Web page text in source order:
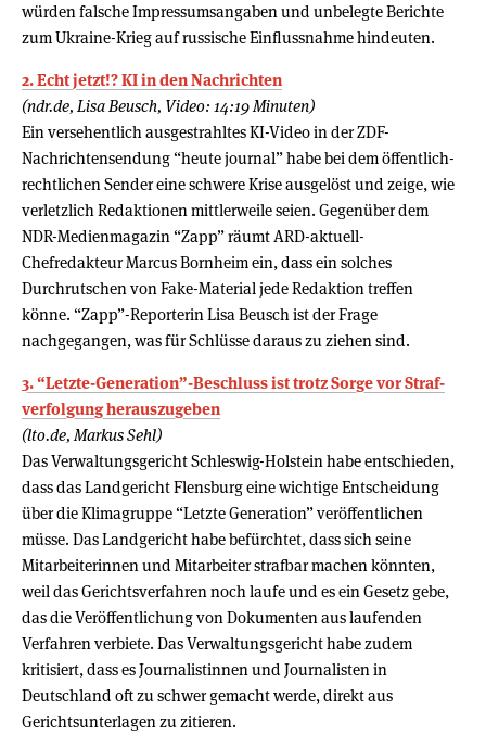
würden falsche Impressumsangaben und unbelegte Berichte
zum Ukraine-Krieg auf russische Einflussnahme hindeuten.
2. Echt jetzt!? KI in den Nachrichten
(ndr.de, Lisa Beusch, Video: 14:19 Minuten)
Ein versehentlich ausgestrahltes KI-Video in der ZDF-
Nachrichtensendung “heute journal” habe bei dem öffentlich-
rechtlichen Sender eine schwere Krise ausgelöst und zeige, wie
verletzlich Redaktionen mittlerweile seien. Gegenüber dem
NDR-Medienmagazin “Zapp” räumt ARD-aktuell-
Chefredakteur Marcus Bornheim ein, dass ein solches
Durchrutschen von Fake-Material jede Redaktion treffen
könne. “Zapp”-Reporterin Lisa Beusch ist der Frage
nachgegangen, was für Schlüsse daraus zu ziehen sind.
3. “Letzte-Gene­ra­tion”-Beschluss ist trotz Sorge vor Straf­
ver­fol­gung her­aus­zu­geben
(lto.de, Markus Sehl)
Das Verwaltungsgericht Schleswig-Holstein habe entschieden,
dass das Landgericht Flensburg eine wichtige Entscheidung
über die Klimagruppe “Letzte Generation” veröffentlichen
müsse. Das Landgericht habe befürchtet, dass sich seine
Mitarbeiterinnen und Mitarbeiter strafbar machen könnten,
weil das Gerichtsverfahren noch laufe und es ein Gesetz gebe,
das die Veröffentlichung von Dokumenten aus laufenden
Verfahren verbiete. Das Verwaltungsgericht habe zudem
kritisiert, dass es Journalistinnen und Journalisten in
Deutschland oft zu schwer gemacht werde, direkt aus
Gerichtsunterlagen zu zitieren.